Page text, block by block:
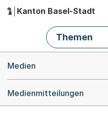
Hauptnavigation
Kanton Basel-Stadt
Themen
Medien
Medienmitteilungen